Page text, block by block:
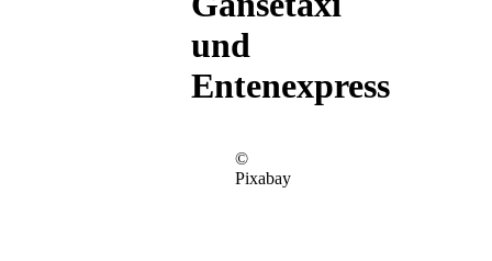
und
Entenexpress
©
Pixabay